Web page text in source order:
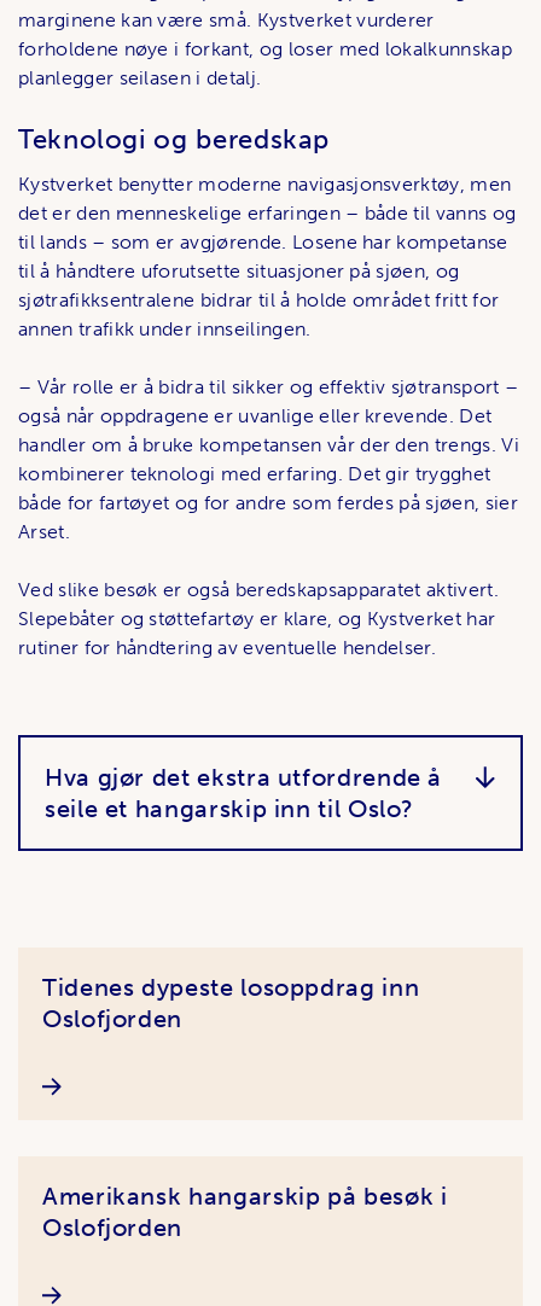
marginene kan være små. Kystverket vurderer
forholdene nøye i forkant, og loser med lokalkunnskap
planlegger seilasen i detalj.
Teknologi og beredskap
Kystverket benytter moderne navigasjonsverktøy, men
det er den menneskelige erfaringen – både til vanns og
til lands – som er avgjørende. Losene har kompetanse
til å håndtere uforutsette situasjoner på sjøen, og
sjøtrafikksentralene bidrar til å holde området fritt for
annen trafikk under innseilingen.
– Vår rolle er å bidra til sikker og effektiv sjøtransport –
også når oppdragene er uvanlige eller krevende. Det
handler om å bruke kompetansen vår der den trengs. Vi
kombinerer teknologi med erfaring. Det gir trygghet
både for fartøyet og for andre som ferdes på sjøen, sier
Arset.
Ved slike besøk er også beredskapsapparatet aktivert.
Slepebåter og støttefartøy er klare, og Kystverket har
rutiner for håndtering av eventuelle hendelser.
Hva gjør det ekstra utfordrende å
seile et hangarskip inn til Oslo?
Artikler
Tidenes dypeste losoppdrag inn
Oslofjorden
Amerikansk hangarskip på besøk i
Oslofjorden